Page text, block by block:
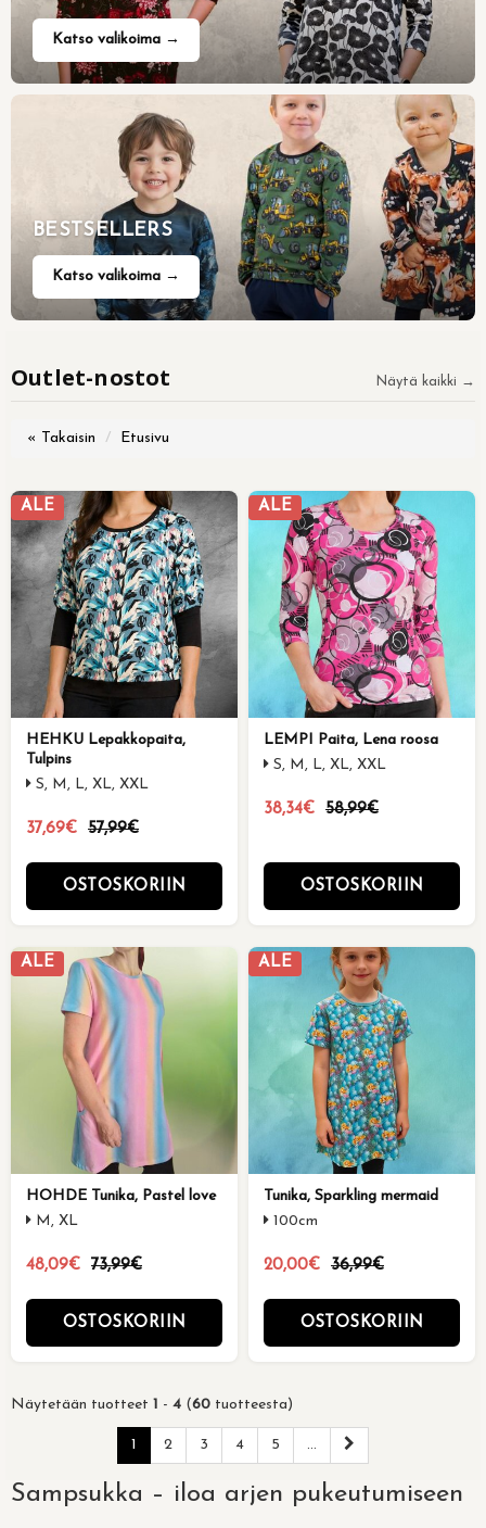
Katso valikoima →
BESTSELLERS
Katso valikoima →
Outlet-nostot Näytä kaikki →
« Takaisin Etusivu
ALE
HEHKU Lepakkopaita,
Tulpins
S, M, L, XL, XXL
37,69€ 57,99€
OSTOSKORIIN
ALE
LEMPI Paita, Lena roosa
S, M, L, XL, XXL
38,34€ 58,99€
OSTOSKORIIN
ALE
HOHDE Tunika, Pastel love
M, XL
48,09€ 73,99€
OSTOSKORIIN
ALE
Tunika, Sparkling mermaid
100cm
20,00€ 36,99€
OSTOSKORIIN
Näytetään tuotteet 1 - 4 (60 tuotteesta)
1 2 3 4 5 ...
Sampsukka – iloa arjen pukeutumiseen